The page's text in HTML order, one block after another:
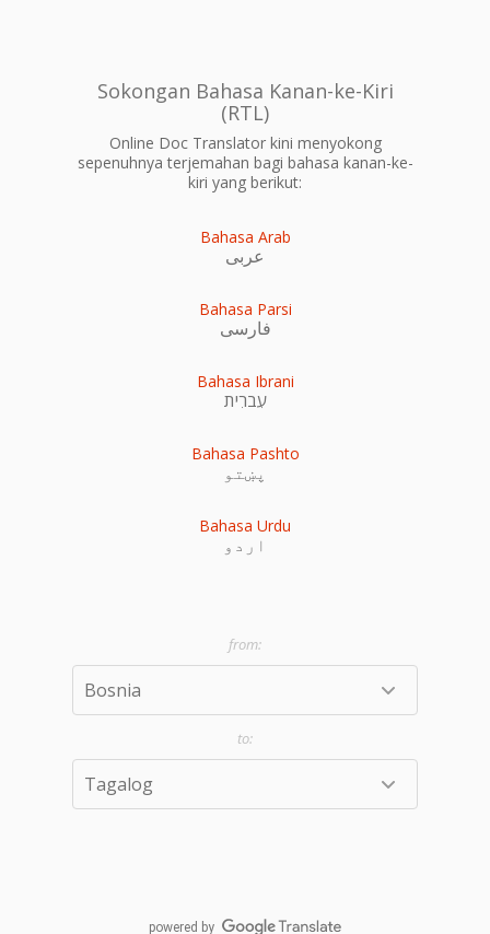
Sokongan Bahasa Kanan-ke-Kiri
(RTL)
Online Doc Translator kini menyokong
sepenuhnya terjemahan bagi bahasa kanan-ke-
kiri yang berikut:
Bahasa Arab
عربى
Bahasa Parsi
فارسی
Bahasa Ibrani
עִברִית
Bahasa Pashto
پښتو
Bahasa Urdu
اردو
powered by